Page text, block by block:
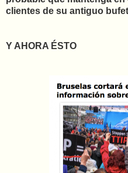
clientes de su antiguo
Y AHORA ÉSTO